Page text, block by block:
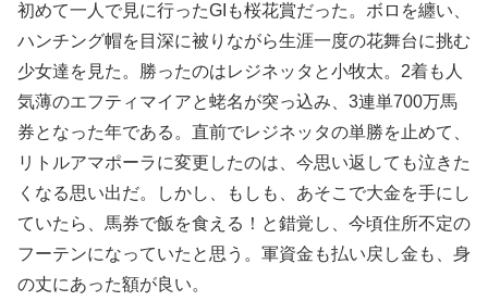
初めて一人で見に行ったGIも桜花賞だった。ボロを纏い、
ハンチング帽を目深に被りながら生涯一度の花舞台に挑む
少女達を見た。勝ったのはレジネッタと小牧太。2着も人
気薄のエフティマイアと蛯名が突っ込み、3連単700万馬
券となった年である。直前でレジネッタの単勝を止めて、
リトルアマポーラに変更したのは、今思い返しても泣きた
くなる思い出だ。しかし、もしも、あそこで大金を手にし
ていたら、馬券で飯を食える！と錯覚し、今頃住所不定の
フーテンになっていたと思う。軍資金も払い戻し金も、身
の丈にあった額が良い。